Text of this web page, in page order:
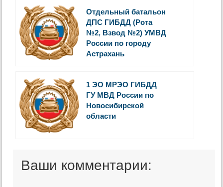
Отдельный батальон
ДПС ГИБДД (Рота
№2, Взвод №2) УМВД
России по городу
Астрахань
1 ЭО МРЭО ГИБДД
ГУ МВД России по
Новосибирской
области
Ваши комментарии: